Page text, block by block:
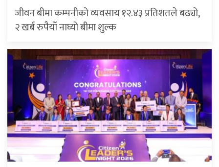
जीवन बीमा कम्पनीको व्यवसाय १२.४३ प्रतिशतले बढ्यो,
२ खर्ब रुपैयाँ नाघ्यो बीमा शुल्क